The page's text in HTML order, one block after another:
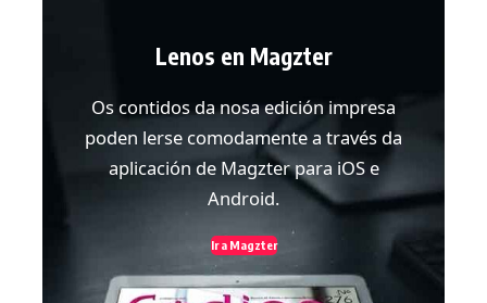
Lenos en Magzter
Os contidos da nosa edición impresa
poden lerse comodamente a través da
aplicación de Magzter para iOS e
Android.
Ir a Magzter